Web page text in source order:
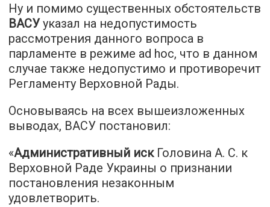
Ну и помимо существенных обстоятельств
ВАСУуказал на недопустимость
рассмотрения данного вопроса в
парламенте в режиме ad hoc, что в данном
случае также недопустимо и противоречит
Регламенту Верховной Рады.
Основываясь на всех вышеизложенных
выводах, ВАСУ постановил:
«Административный искГоловина А. С. к
Верховной Раде Украины о признании
постановления незаконным
удовлетворить.